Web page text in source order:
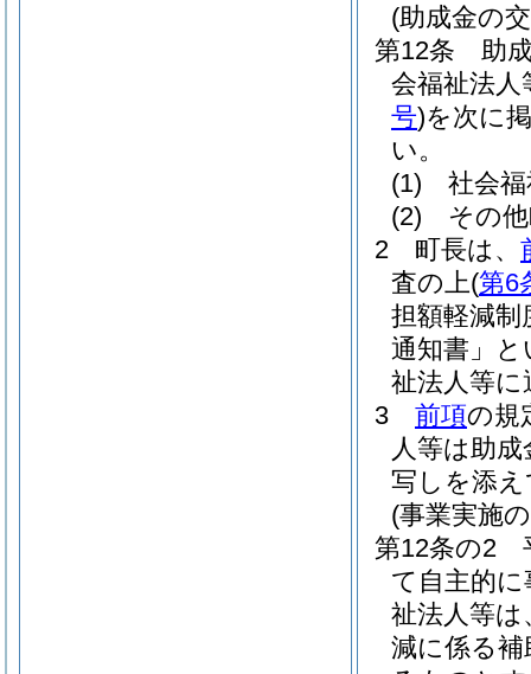
(助成金の
第12条
助
会福祉法人
号)を次に
い。
(1)
社会
(2)
その
2
町長は、
査の上(第6
担額軽減制
通知書」と
祉法人等
3
前項の規
人等は助
写しを添
(事業実施
第12条の2
て自主的
祉法人等は
減に係る